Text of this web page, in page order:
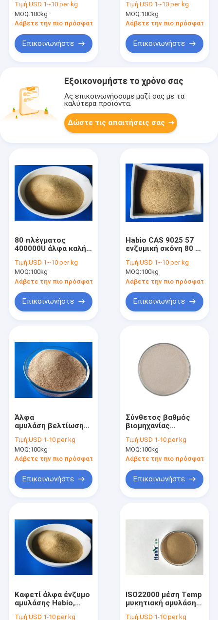
Προϊόντα
Περίπου εμείς
Γύρος εργοστασίων
θερμοκρασίας άλφα
για το οινόπνευμα
Τιμή:USD 1~10 per kg
MOQ:100kg
Λάβετε την πιο πρόσφατη τιμή
Επικοινωνήστε
αμυλάσης α -
σταύλος
Τιμή:USD 1~10 per kg
MOQ:100kg
Λάβετε την πιο πρόσφατη
Επικοινωνήστε
Εξοικονομήστε το χρόνο σας
Ας επικοινωνήσουμε μαζί σας με τα
καλύτερα προϊόντα.
Δώστε τις απαιτήσεις σας
80 πλέγματος
400000U άλφα καλή
δραστηριότητας
αμυλάσης υψηλή
Τιμή:USD 1~10 per kg
MOQ:100kg
Λάβετε την πιο πρόσφατη τιμή
Επικοινωνήστε
Habio CAS 9025 57
ενζυμική σκόνη 80 4
θερμοκρασία
πλέγματος
Τιμή:USD 1~10 per kg
MOQ:100kg
Λάβετε την πιο πρόσφατη
Επικοινωνήστε
Άλφα
αμυλάση βελτίωσης αλευριού
βιομηχανία
τροφίμων
Thermostable
Τιμή:USD 1-10 per kg
MOQ:100kg
Λάβετε την πιο πρόσφατη τιμή
Επικοινωνήστε
Σύνθετος βαθμός
βιομηχανίας
ζύμωσης
οινοπνεύματος
Τιμή:USD 1-10 per kg
MOQ:100kg
Λάβετε την πιο πρόσφατη
Επικοινωνήστε
Καφετί άλφα ένζυμο
αμυλάσης Habio,
Τιμή:USD 1-10 per kg
ISO22000 μέση Temp
μυκητιακή αμυλάση
Τιμή:USD 1-10 per kg